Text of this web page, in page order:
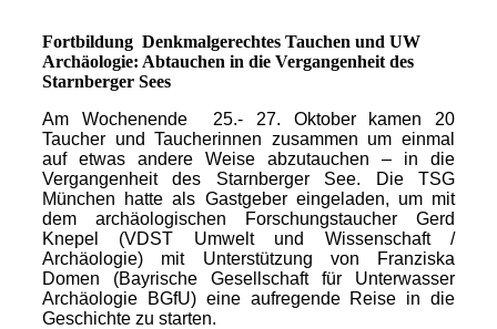
Fortbildung Denkmalgerechtes Tauchen und UW
Archäologie: Abtauchen in die Vergangenheit des
Starnberger Sees
Am Wochenende 25.- 27. Oktober kamen 20
Taucher und Taucherinnen zusammen um einmal
auf etwas andere Weise abzutauchen – in die
Vergangenheit des Starnberger See. Die TSG
München hatte als Gastgeber eingeladen, um mit
dem archäologischen Forschungstaucher Gerd
Knepel (VDST Umwelt und Wissenschaft /
Archäologie) mit Unterstützung von Franziska
Domen (Bayrische Gesellschaft für Unterwasser
Archäologie BGfU) eine aufregende Reise in die
Geschichte zu starten.